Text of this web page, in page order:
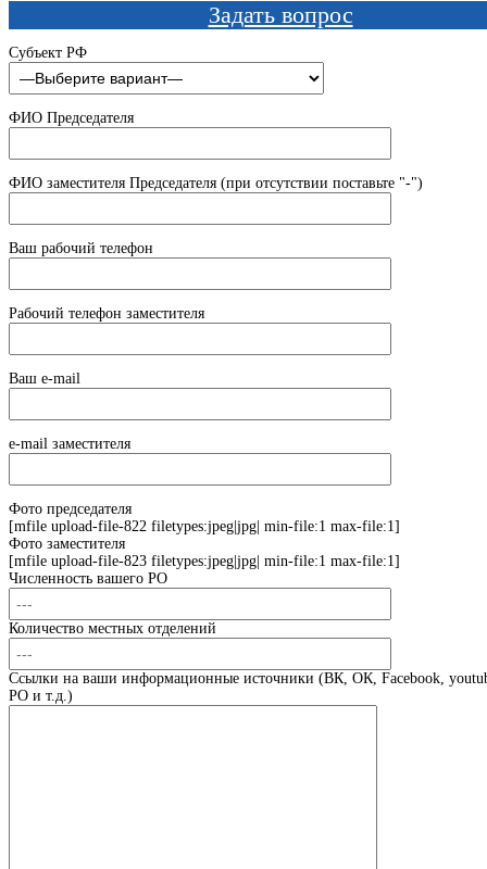
Задать вопрос
Субъект РФ
ФИО Председателя
ФИО заместителя Председателя (при отсутствии поставьте "-")
Ваш рабочий телефон
Рабочий телефон заместителя
Ваш e-mail
e-mail заместителя
Фото председателя
[mfile upload-file-822 filetypes:jpeg|jpg| min-file:1 max-file:1]
Фото заместителя
[mfile upload-file-823 filetypes:jpeg|jpg| min-file:1 max-file:1]
Численность вашего РО
Количество местных отделений
Ссылки на ваши информационные источники (ВК, ОК, Facebook,
РО и т.д.)